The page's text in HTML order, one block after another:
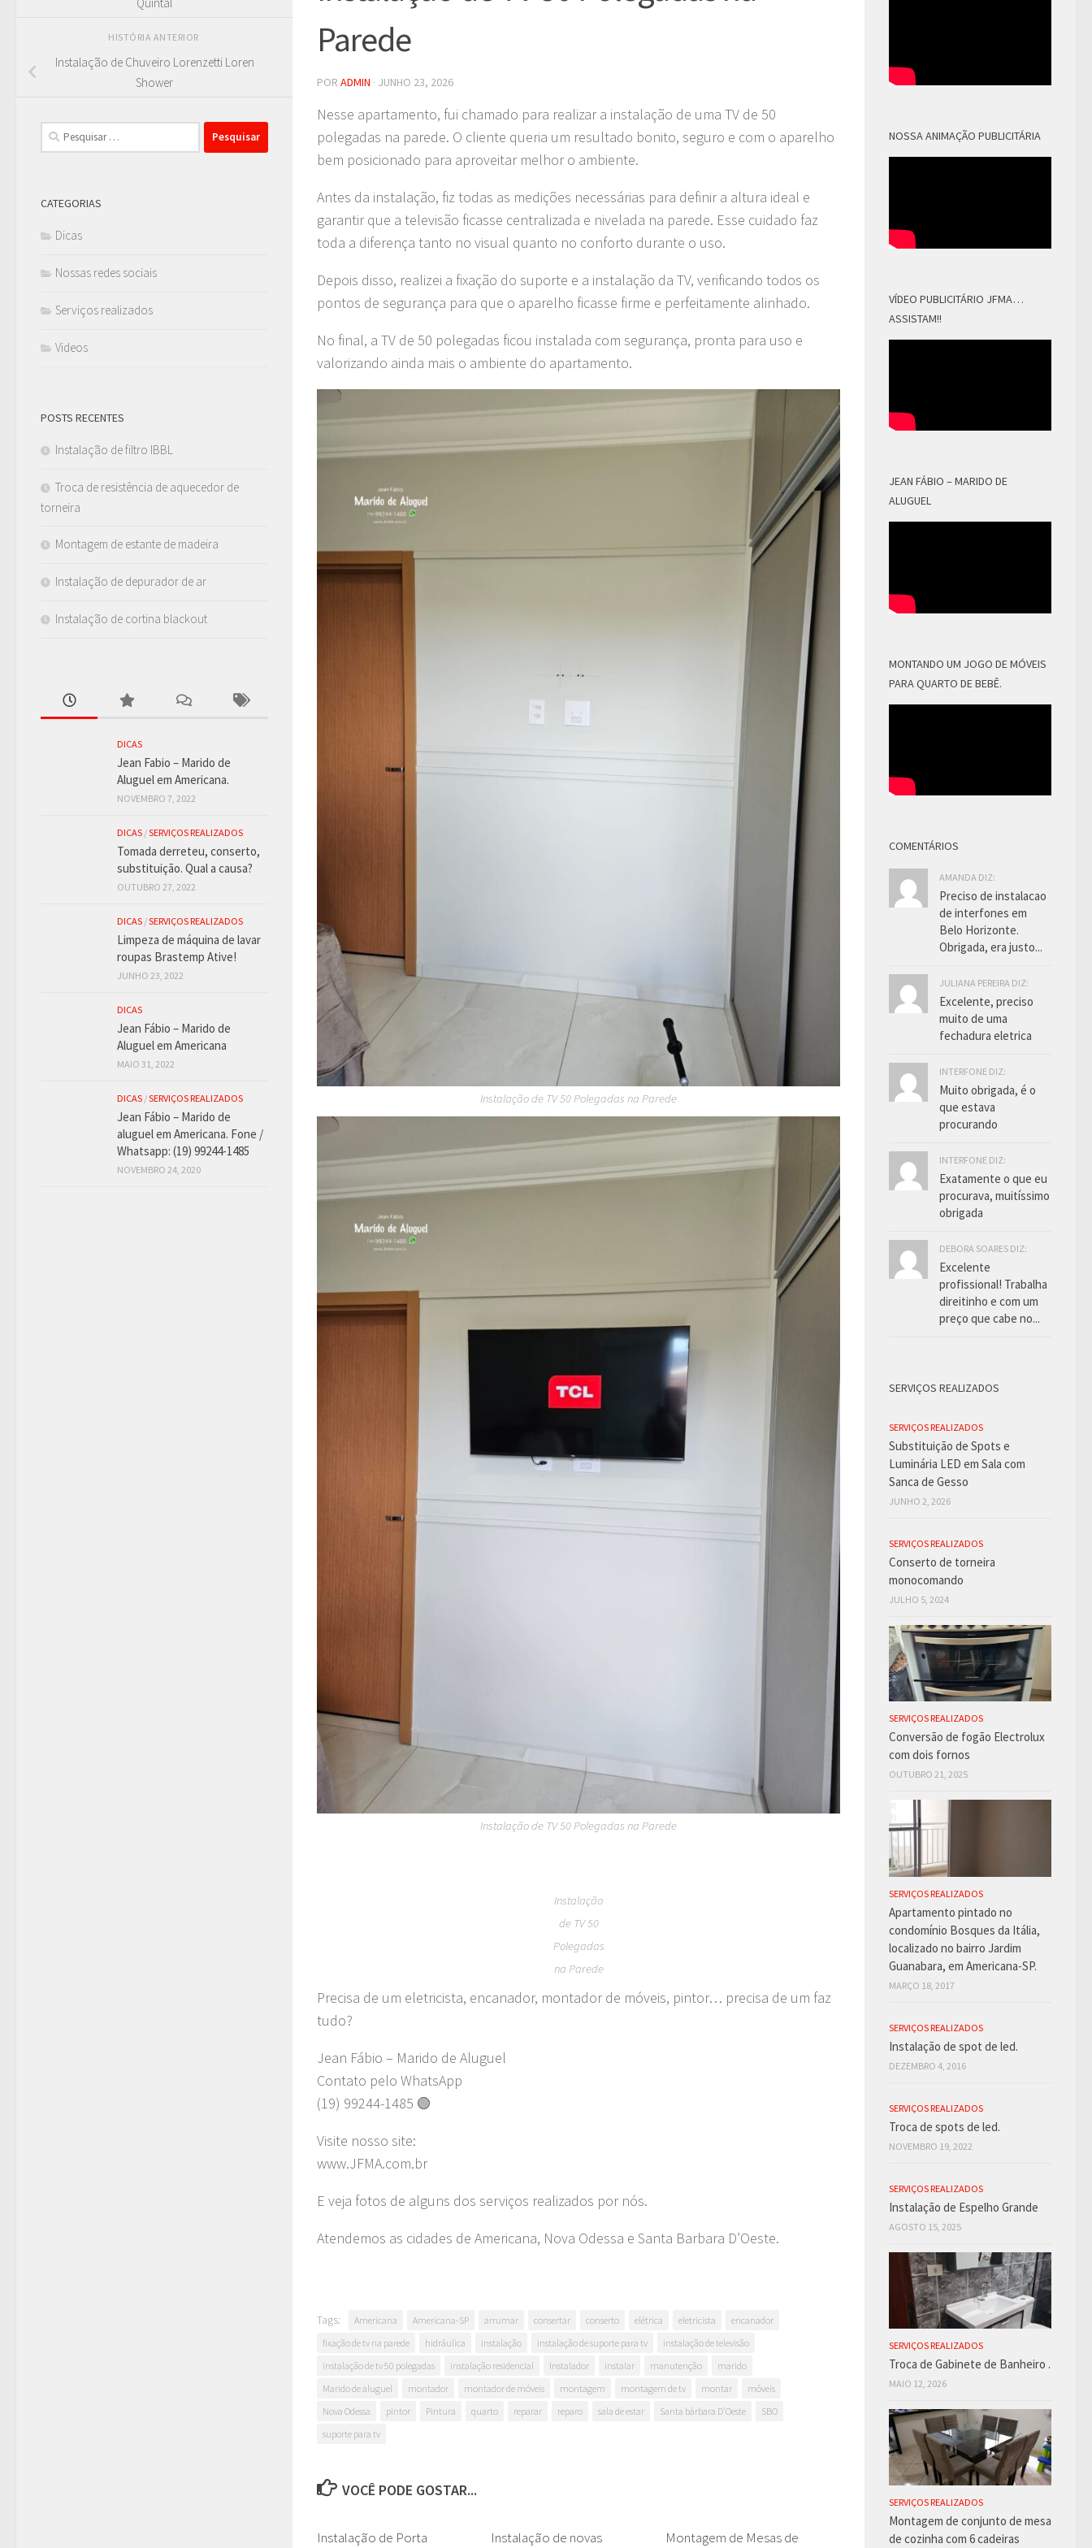
Parede
POR ADMIN · JUNHO 23, 2026
Nesse apartamento, fui chamado para realizar a instalação de uma TV de 50
polegadas na parede. O cliente queria um resultado bonito, seguro e com o aparelho
bem posicionado para aproveitar melhor o ambiente.
Antes da instalação, fiz todas as medições necessárias para definir a altura ideal e
garantir que a televisão ficasse centralizada e nivelada na parede. Esse cuidado faz
toda a diferença tanto no visual quanto no conforto durante o uso.
Depois disso, realizei a fixação do suporte e a instalação da TV, verificando todos os
pontos de segurança para que o aparelho ficasse firme e perfeitamente alinhado.
No final, a TV de 50 polegadas ficou instalada com segurança, pronta para uso e
valorizando ainda mais o ambiente do apartamento.
Instalação de TV 50 Polegadas na Parede
Instalação de TV 50 Polegadas na Parede
Instalação
de TV 50
Polegadas
na Parede
Precisa de um eletricista, encanador, montador de móveis, pintor… precisa de um faz
tudo?
Jean Fábio – Marido de Aluguel
Contato pelo WhatsApp
(19) 99244-1485 🟢
Visite nosso site:
www.JFMA.com.br
E veja fotos de alguns dos serviços realizados por nós.
Atendemos as cidades de Americana, Nova Odessa e Santa Barbara D’Oeste.
Tags: Americana Americana-SP arrumar consertar conserto elétrica eletricista
encanador
fixação de tv na parede
hidráulica instalação instalação de suporte para tv
instalação de televisão
instalação de tv 50 polegadas
instalação residencial Instalador instalar manutenção
marido
Marido de aluguel
montador montador de móveis montagem montagem de tv montar
móveis
Nova Odessa
pintor Pintura quarto reparar reparo sala de estar Santa bárbara D'Oeste
SBO
suporte para tv
VOCÊ PODE GOSTAR...
Instalação de Porta Instalação de novas Montagem de Mesas de
Quintal
HISTÓRIA ANTERIOR
Instalação de Chuveiro Lorenzetti Loren
Shower
Pesquisar
por:
CATEGORIAS
Dicas
Nossas redes sociais
Serviços realizados
Videos
POSTS RECENTES
Instalação de filtro IBBL
Troca de resistência de aquecedor de
torneira
Montagem de estante de madeira
Instalação de depurador de ar
Instalação de cortina blackout
DICAS
Jean Fabio – Marido de
Aluguel em Americana.
NOVEMBRO 7, 2022
DICAS /SERVIÇOS REALIZADOS
Tomada derreteu, conserto,
substituição. Qual a causa?
OUTUBRO 27, 2022
DICAS /SERVIÇOS REALIZADOS
Limpeza de máquina de lavar
roupas Brastemp Ative!
JUNHO 23, 2022
DICAS
Jean Fábio – Marido de
Aluguel em Americana
MAIO 31, 2022
DICAS /SERVIÇOS REALIZADOS
Jean Fábio – Marido de
aluguel em Americana. Fone /
Whatsapp: (19) 99244-1485
NOVEMBRO 24, 2020
NOSSA ANIMAÇÃO PUBLICITÁRIA
VÍDEO PUBLICITÁRIO JFMA…
ASSISTAM!!
JEAN FÁBIO – MARIDO DE
ALUGUEL
MONTANDO UM JOGO DE MÓVEIS
PARA QUARTO DE BEBÊ.
COMENTÁRIOS
AMANDA DIZ:
Preciso de instalacao
de interfones em
Belo Horizonte.
Obrigada, era justo...
JULIANA PEREIRA DIZ:
Excelente, preciso
muito de uma
fechadura eletrica
INTERFONE DIZ:
Muito obrigada, é o
que estava
procurando
INTERFONE DIZ:
Exatamente o que eu
procurava, muitíssimo
obrigada
DEBORA SOARES DIZ:
Excelente
profissional! Trabalha
direitinho e com um
preço que cabe no...
SERVIÇOS REALIZADOS
SERVIÇOS REALIZADOS
Substituição de Spots e
Luminária LED em Sala com
Sanca de Gesso
JUNHO 2, 2026
SERVIÇOS REALIZADOS
Conserto de torneira
monocomando
JULHO 5, 2024
SERVIÇOS REALIZADOS
Conversão de fogão Electrolux
com dois fornos
OUTUBRO 21, 2025
SERVIÇOS REALIZADOS
Apartamento pintado no
condomínio Bosques da Itália,
localizado no bairro Jardim
Guanabara, em Americana-SP.
MARÇO 18, 2017
SERVIÇOS REALIZADOS
Instalação de spot de led.
DEZEMBRO 4, 2016
SERVIÇOS REALIZADOS
Troca de spots de led.
NOVEMBRO 19, 2022
SERVIÇOS REALIZADOS
Instalação de Espelho Grande
AGOSTO 15, 2025
SERVIÇOS REALIZADOS
Troca de Gabinete de Banheiro .
MAIO 12, 2026
SERVIÇOS REALIZADOS
Montagem de conjunto de mesa
de cozinha com 6 cadeiras